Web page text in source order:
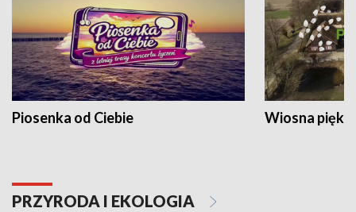
Piosenka od Ciebie Wiosna
PRZYRODA I EKOLOGIA